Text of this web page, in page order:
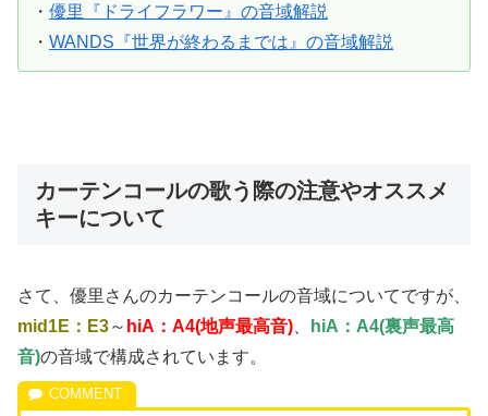
・ 優里『ドライフラワー』の音域解説
・ WANDS『世界が終わるまでは』の音域解説
カーテンコールの歌う際の注意やオススメ
キーについて
さて、優里さんのカーテンコールの音域についてですが、
mid1E ：E3～ hiA ：A4(地声最高音)
hiA：A4(裏声最高
音)の音域で構成されています。